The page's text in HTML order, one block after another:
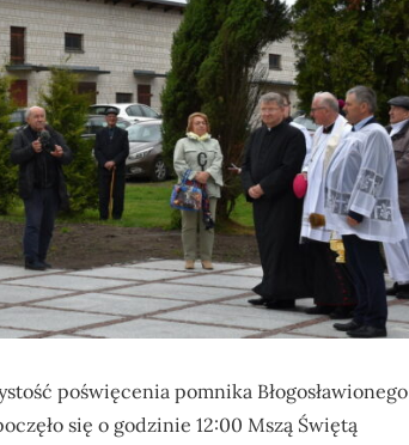
poświęcenia pomnika Błogosławionego
się o godzinie 12:00 Mszą Świętą